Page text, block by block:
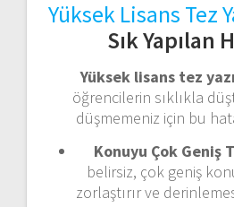
Yüksek Lisans Tez
Sık Yapılan
Yüksek lisans tez
öğrencilerin sıklıkla
düşmemeniz için bu
Konuyu Çok Geniş
belirsiz, çok geniş
zorlaştırır ve